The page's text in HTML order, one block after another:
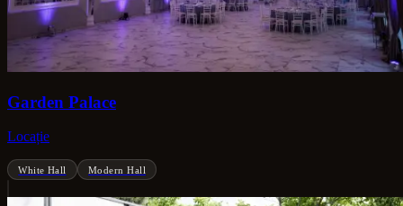
Garden Palace
Locație
White Hall Modern Hall